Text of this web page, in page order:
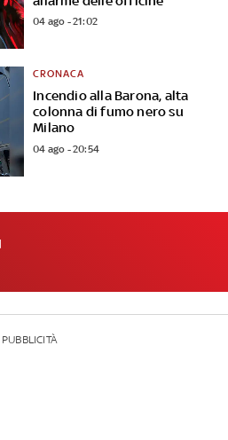
04 ago - 21:02
Incendio alla Barona, alta
colonna di fumo nero su
Milano
CRONACA
04 ago - 20:54
PUBBLICITÀ